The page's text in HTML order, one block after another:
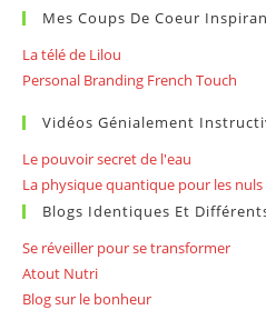
Mes Coups De Coeur
La télé de Lilou
Personal Branding French Touch
Vidéos Génialement
Le pouvoir secret de l'eau
La physique quantique pour les nuls
Blogs Identiques Et
Se réveiller pour se transformer
Atout Nutri
Blog sur le bonheur